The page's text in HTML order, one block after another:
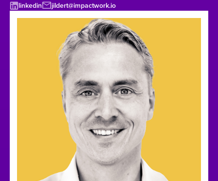
linkedin jildert@impactwork.io